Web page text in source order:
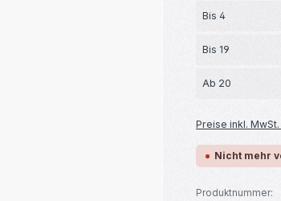
Bis 4
Bis 19
Ab 20
Preise inkl.
Nicht mehr
Produktnummer: